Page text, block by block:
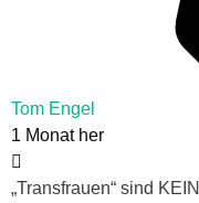
Tom Engel
1 Monat her
„Transfrauen“ sind